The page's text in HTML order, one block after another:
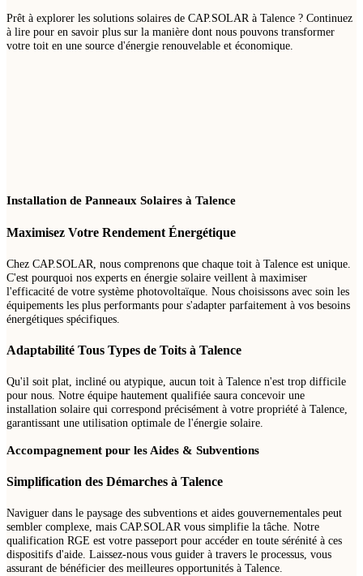
Prêt à explorer les solutions solaires de CAP.SOLAR à Talence ? Continuez
à lire pour en savoir plus sur la manière dont nous pouvons transformer
votre toit en une source d'énergie renouvelable et économique.
Installation de Panneaux Solaires à Talence
Maximisez Votre Rendement Énergétique
Chez CAP.SOLAR, nous comprenons que chaque toit à Talence est unique.
C'est pourquoi nos experts en énergie solaire veillent à maximiser
l'efficacité de votre système photovoltaïque. Nous choisissons avec soin les
équipements les plus performants pour s'adapter parfaitement à vos besoins
énergétiques spécifiques.
Adaptabilité Tous Types de Toits à Talence
Qu'il soit plat, incliné ou atypique, aucun toit à Talence n'est trop difficile
pour nous. Notre équipe hautement qualifiée saura concevoir une
installation solaire qui correspond précisément à votre propriété à Talence,
garantissant une utilisation optimale de l'énergie solaire.
Accompagnement pour les Aides & Subventions
Simplification des Démarches à Talence
Naviguer dans le paysage des subventions et aides gouvernementales peut
sembler complexe, mais CAP.SOLAR vous simplifie la tâche. Notre
qualification RGE est votre passeport pour accéder en toute sérénité à ces
dispositifs d'aide. Laissez-nous vous guider à travers le processus, vous
assurant de bénéficier des meilleures opportunités à Talence.